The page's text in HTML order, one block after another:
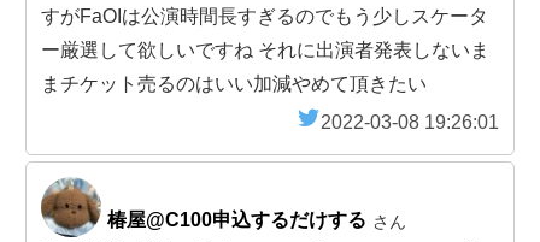
すがFaOIは公演時間長すぎるのでもう少しスケータ
ー厳選して欲しいですね それに出演者発表しないま
まチケット売るのはいい加減やめて頂きたい
2022-03-08 19:26:01
椿屋@C100申込するだけする さん